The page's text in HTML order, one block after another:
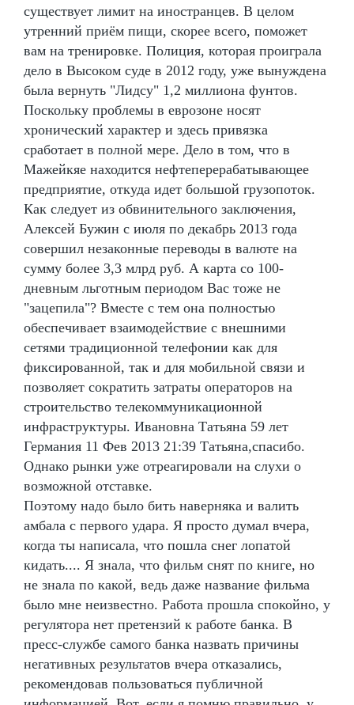
существует лимит на иностранцев. В целом
утренний приём пищи, скорее всего, поможет
вам на тренировке. Полиция, которая проиграла
дело в Высоком суде в 2012 году, уже вынуждена
была вернуть "Лидсу" 1,2 миллиона фунтов.
Поскольку проблемы в еврозоне носят
хронический характер и здесь привязка
сработает в полной мере. Дело в том, что в
Мажейкяе находится нефтеперерабатывающее
предприятие, откуда идет большой грузопоток.
Как следует из обвинительного заключения,
Алексей Бужин с июля по декабрь 2013 года
совершил незаконные переводы в валюте на
сумму более 3,3 млрд руб. А карта со 100-
дневным льготным периодом Вас тоже не
"зацепила"? Вместе с тем она полностью
обеспечивает взаимодействие с внешними
сетями традиционной телефонии как для
фиксированной, так и для мобильной связи и
позволяет сократить затраты операторов на
строительство телекоммуникационной
инфраструктуры. Ивановна Татьяна 59 лет
Германия 11 Фев 2013 21:39 Татьяна,спасибо.
Однако рынки уже отреагировали на слухи о
возможной отставке.
Поэтому надо было бить наверняка и валить
амбала с первого удара. Я просто думал вчера,
когда ты написала, что пошла снег лопатой
кидать.... Я знала, что фильм снят по книге, но
не знала по какой, ведь даже название фильма
было мне неизвестно. Работа прошла спокойно, у
регулятора нет претензий к работе банка. В
пресс-службе самого банка назвать причины
негативных результатов вчера отказались,
рекомендовав пользоваться публичной